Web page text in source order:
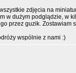
zdjęcia na
w dużym podglądzie, w
przez guzik. Zostawiam
wspólnie z nami :)